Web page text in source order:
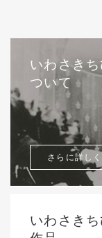
いわさき
ついて
さらに詳しく
いわさき